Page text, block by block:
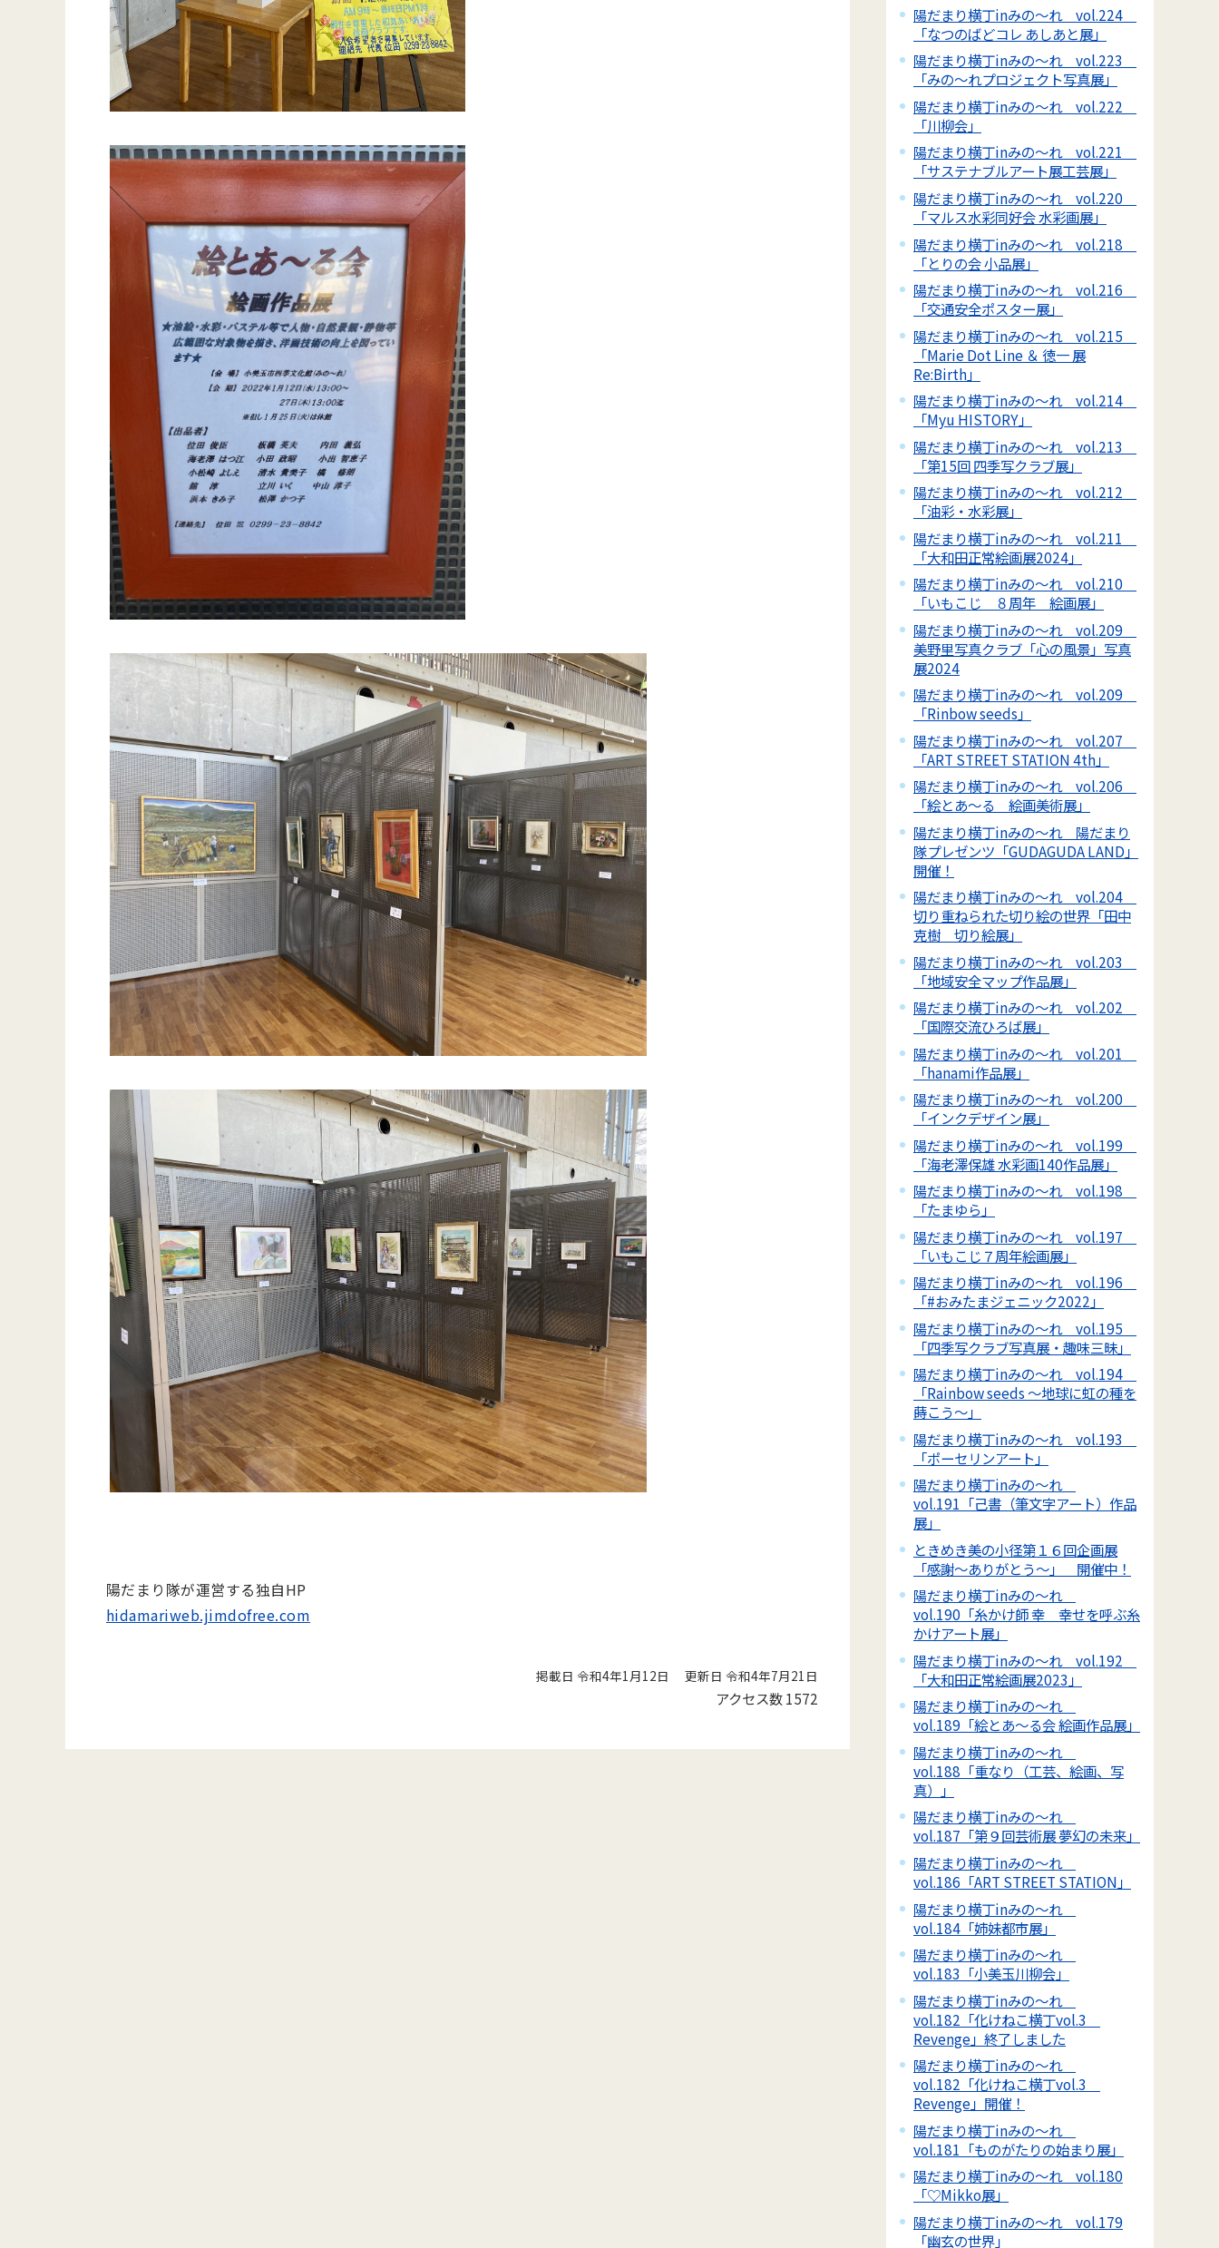
陽だまり隊が運営する独自HP
hidamariweb.jimdofree.com
掲載日 令和4年1月12日 更新日 令和4年7月21日
アクセス数1572
陽だまり横丁inみの～れ vol.224
「なつのばどコレ あしあと展」
陽だまり横丁inみの～れ vol.223
「みの～れプロジェクト写真展」
陽だまり横丁inみの～れ vol.222
「川柳会」
陽だまり横丁inみの～れ vol.221
「サステナブルアート展工芸展」
陽だまり横丁inみの～れ vol.220
「マルス水彩同好会 水彩画展」
陽だまり横丁inみの～れ vol.218
「とりの会 小品展」
陽だまり横丁inみの～れ vol.216
「交通安全ポスター展」
陽だまり横丁inみの～れ vol.215
「Marie Dot Line ＆ 徳一 展
Re:Birth」
陽だまり横丁inみの～れ vol.214
「Myu HISTORY」
陽だまり横丁inみの～れ vol.213
「第15回 四季写クラブ展」
陽だまり横丁inみの～れ vol.212
「油彩・水彩展」
陽だまり横丁inみの～れ vol.211
「大和田正常絵画展2024」
陽だまり横丁inみの～れ vol.210
「いもこじ ８周年 絵画展」
陽だまり横丁inみの～れ vol.209
美野里写真クラブ「心の風景」写真
展2024
陽だまり横丁inみの～れ vol.209
「Rinbow seeds」
陽だまり横丁inみの～れ vol.207
「ART STREET STATION 4th」
陽だまり横丁inみの～れ vol.206
「絵とあ～る 絵画美術展」
陽だまり横丁inみの～れ 陽だまり
隊プレゼンツ「GUDAGUDA LAND」
開催！
陽だまり横丁inみの～れ vol.204
切り重ねられた切り絵の世界「田中
克樹 切り絵展」
陽だまり横丁inみの～れ vol.203
「地域安全マップ作品展」
陽だまり横丁inみの～れ vol.202
「国際交流ひろば展」
陽だまり横丁inみの～れ vol.201
「hanami作品展」
陽だまり横丁inみの～れ vol.200
「インクデザイン展」
陽だまり横丁inみの～れ vol.199
「海老澤保雄 水彩画140作品展」
陽だまり横丁inみの～れ vol.198
「たまゆら」
陽だまり横丁inみの～れ vol.197
「いもこじ７周年絵画展」
陽だまり横丁inみの～れ vol.196
「#おみたまジェニック2022」
陽だまり横丁inみの～れ vol.195
「四季写クラブ写真展・趣味三昧」
陽だまり横丁inみの～れ vol.194
「Rainbow seeds ～地球に虹の種を
蒔こう～」
陽だまり横丁inみの～れ vol.193
「ポーセリンアート」
陽だまり横丁inみの～れ
vol.191「己書（筆文字アート）作品
展」
ときめき美の小径第１６回企画展
「感謝～ありがとう～」 開催中！
陽だまり横丁inみの～れ
vol.190「糸かけ師 幸 幸せを呼ぶ糸
かけアート展」
陽だまり横丁inみの～れ vol.192
「大和田正常絵画展2023」
陽だまり横丁inみの～れ
vol.189「絵とあ～る会 絵画作品展」
陽だまり横丁inみの～れ
vol.188「重なり（工芸、絵画、写
真）」
陽だまり横丁inみの～れ
vol.187「第９回芸術展 夢幻の未来」
陽だまり横丁inみの～れ
vol.186「ART STREET STATION」
陽だまり横丁inみの～れ
vol.184「姉妹都市展」
陽だまり横丁inみの～れ
vol.183「小美玉川柳会」
陽だまり横丁inみの～れ
vol.182「化けねこ横丁vol.3
Revenge」終了しました
陽だまり横丁inみの～れ
vol.182「化けねこ横丁vol.3
Revenge」開催！
陽だまり横丁inみの～れ
vol.181「ものがたりの始まり展」
陽だまり横丁inみの～れ vol.180
「♡Mikko展」
陽だまり横丁inみの～れ vol.179
「幽玄の世界」